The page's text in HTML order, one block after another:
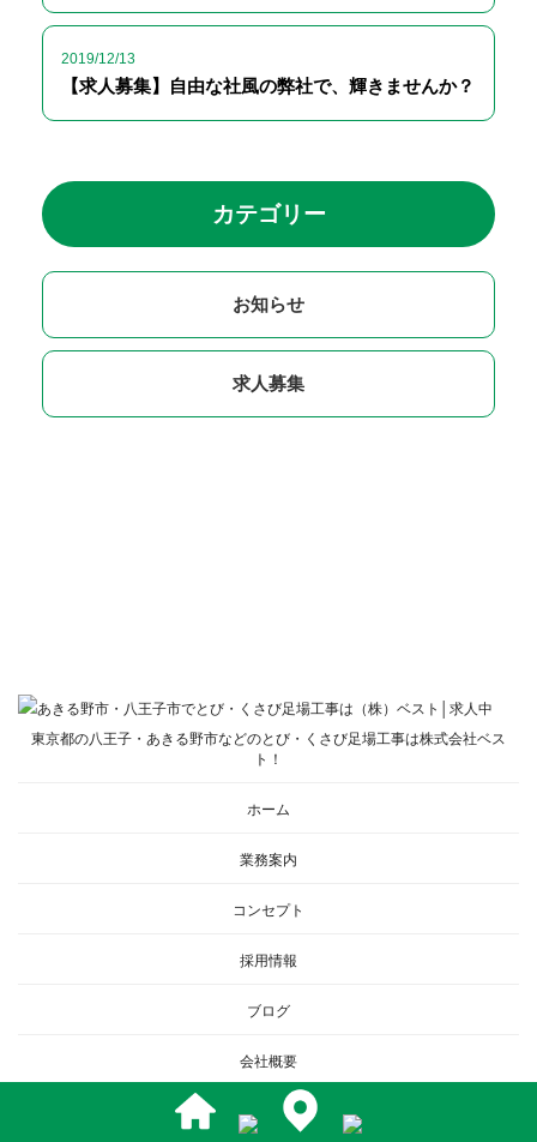
2019/12/13
【求人募集】自由な社風の弊社で、輝きませんか？
カテゴリー
お知らせ
求人募集
東京都の八王子・あきる野市などのとび・くさび足場工事は株式会社ベス
ト！
ホーム
業務案内
コンセプト
採用情報
ブログ
会社概要
お問い合わせ